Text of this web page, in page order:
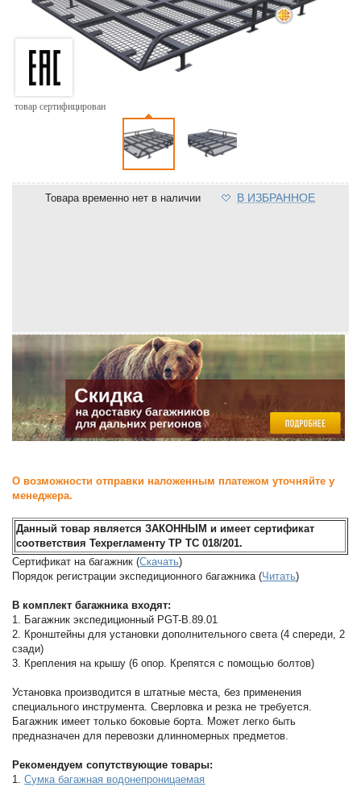
товар сертифицирован
Товара временно нет в наличии В ИЗБРАННОЕ
О возможности отправки наложенным платежом уточняйте у
менеджера.
Данный товар является ЗАКОННЫМ и имеет сертификат
соответствия Техрегламенту ТР ТС 018/201.
Сертификат на багажник (Скачать)
Порядок регистрации экспедиционного багажника (Читать)
В комплект багажника входят:
1. Багажник экспедиционный PGT-B.89.01
2. Кронштейны для установки дополнительного света (4 спереди, 2
сзади)
3. Крепления на крышу (6 опор. Крепятся с помощью болтов)
Установка производится в штатные места, без применения
специального инструмента. Сверловка и резка не требуется.
Багажник имеет только боковые борта. Может легко быть
предназначен для перевозки длинномерных предметов.
Рекомендуем сопутствующие товары:
1.Сумка багажная водонепроницаемая